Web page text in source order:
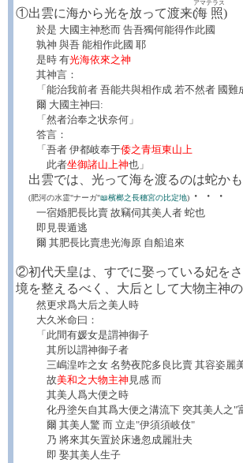
①出雲に海から光を放って渡来(海照
アマテラス
)
於是 大國主神愁而 告吾獨何能得作此國
孰神 與吾 能相作此國 耶
是時 有光海依來之神
其神言：
「能治我前者 吾能共與相作成 若不然者 國難
爾 大國主神曰:
「然者治奉之状奈何」
答言：
「吾者 伊都岐奉于倭之青垣東山上
此者坐御諸山上神也」
出雲では、光って海を渡るのは蛇かも
(肥河の水霊"ナーガ"📖檳榔之長穗宮の比定地) ・・・
一宿婚肥長比賣 故竊伺其美人者 蛇也
即見畏遁逃
爾 其肥長比賣患光海原 自船追來
②初代天皇は、すでに娶っている妃を
境を整えるべく、大后として大物主神の
然更求爲大后之美人時
大久米命曰：
「此間有媛女是謂神御子
其所以謂神御子者
三嶋湟咋之女 名勢夜陀多良比賣 其容姿麗
故美和之大物主神見感 而
其美人爲大便之時
化丹塗矢自其爲大便之溝流下 突其美人之"
爾 其美人驚 而 立走"伊須須岐伎"
乃 將來其矢置於床邊忽成麗壯夫
即 娶其美人生子